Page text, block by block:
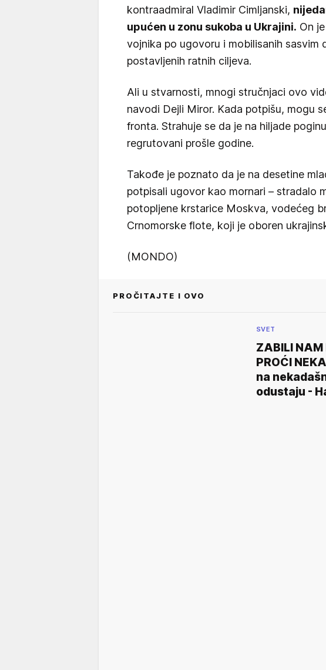
kontraadmiral Vladimir Cimljanski,
upućen u zonu sukoba u Ukrajini. On
vojnika po ugovoru i mobilisanih sasvim
postavljenih ratnih ciljeva.
Ali u stvarnosti, mnogi stručnjaci ovo
navodi Dejli Miror. Kada potpišu, mogu
fronta. Strahuje se da je na hiljade
regrutovani prošle godine.
Takođe je poznato da je na desetine
potpisali ugovor kao mornari – stradalo
potopljene krstarice Moskva, vodećeg
Crnomorske flote, koji je oboren
(MONDO)
PROČITAJTE I OVO
SVET
ZABILI NAM
PROĆI
na
odustaju -